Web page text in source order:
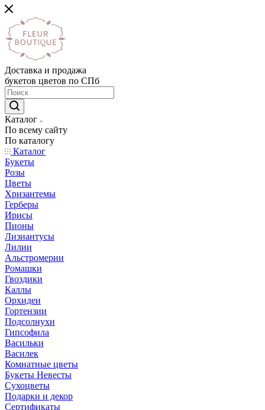
Доставка и продажа
букетов цветов по СПб
Каталог
По всему сайту
По каталогу
Каталог
Букеты
Розы
Цветы
Хризантемы
Герберы
Ирисы
Пионы
Лизиантусы
Лилии
Альстромерии
Ромашки
Гвоздики
Каллы
Орхидеи
Гортензии
Подсолнухи
Гипсофила
Васильки
Василек
Комнатные цветы
Букеты Невесты
Сухоцветы
Подарки и декор
Сертификаты